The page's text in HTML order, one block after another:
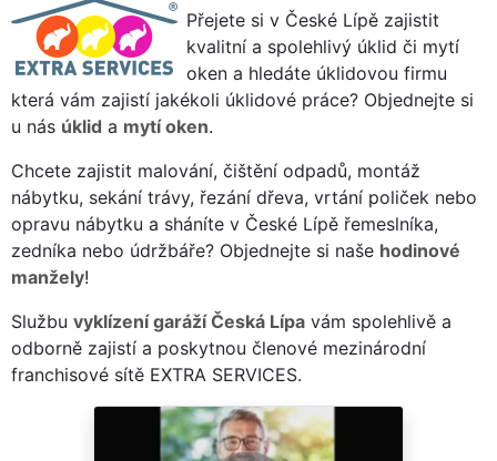
Přejete si v České Lípě zajistit
kvalitní a spolehlivý úklid či mytí
oken a hledáte úklidovou firmu
která vám zajistí jakékoli úklidové práce? Objednejte si
u nás úklid a mytí oken.
Chcete zajistit malování, čištění odpadů, montáž
nábytku, sekání trávy, řezání dřeva, vrtání poliček nebo
opravu nábytku a sháníte v České Lípě řemeslníka,
zedníka nebo údržbáře? Objednejte si naše hodinové
manžely!
Službu vyklízení garáží Česká Lípa vám spolehlivě a
odborně zajistí a poskytnou členové mezinárodní
franchisové sítě EXTRA SERVICES.